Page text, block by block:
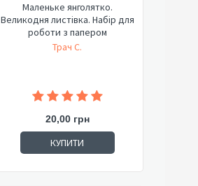
Маленьке янголятко.
Великодня листівка. Набір для
роботи з папером
Трач С.
20,00 грн
КУПИТИ